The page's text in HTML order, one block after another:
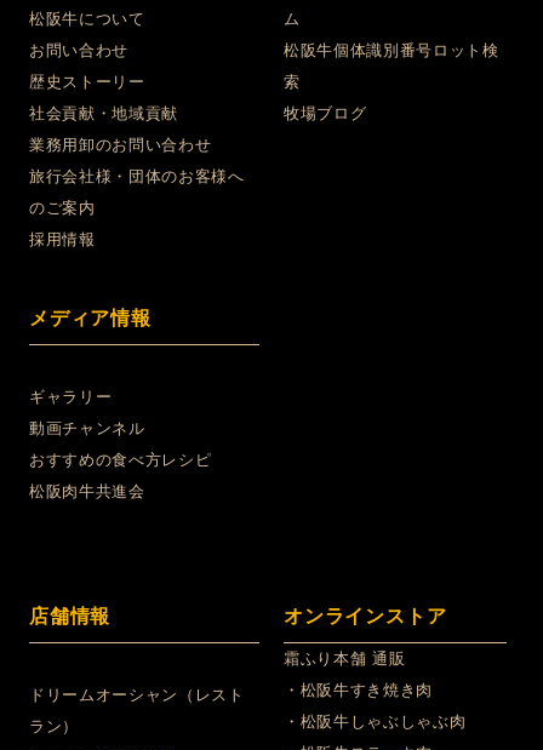
松阪牛について
お問い合わせ
歴史ストーリー
社会貢献・地域貢献
業務用卸のお問い合わせ
旅行会社様・団体のお客様へ
のご案内
採用情報
メディア情報
ギャラリー
動画チャンネル
おすすめの食べ方レシピ
松阪肉牛共進会
ム
松阪牛個体識別番号ロット検
索
牧場ブログ
店舗情報
ドリームオーシャン（レスト
ラン）
オンラインストア
霜ふり本舗 通販
・松阪牛すき焼き肉
・松阪牛しゃぶしゃぶ肉